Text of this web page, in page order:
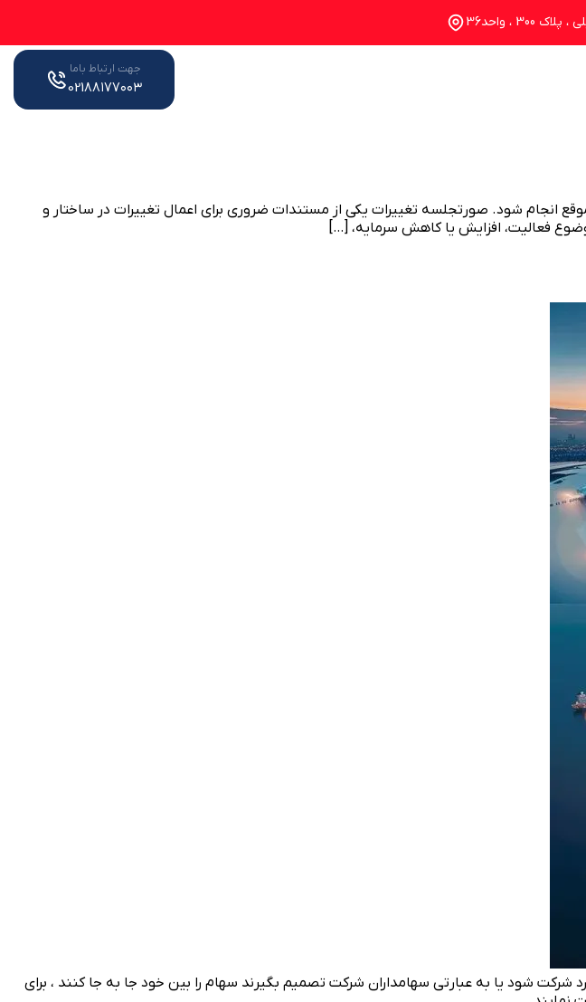
، واحد36
جهت ارتباط باما
021۸۸۱۷۷۰۰۳
انجام شود. صورتجلسه تغییرات یکی از مستندات ضروری برای اعمال تغییرات در ساختار و
فعالیت، افزایش یا کاهش سرمایه، […]
شود یا به عبارتی سهامداران شرکت تصمیم بگیرند سهام را بین خود جا به جا کنند ، برای